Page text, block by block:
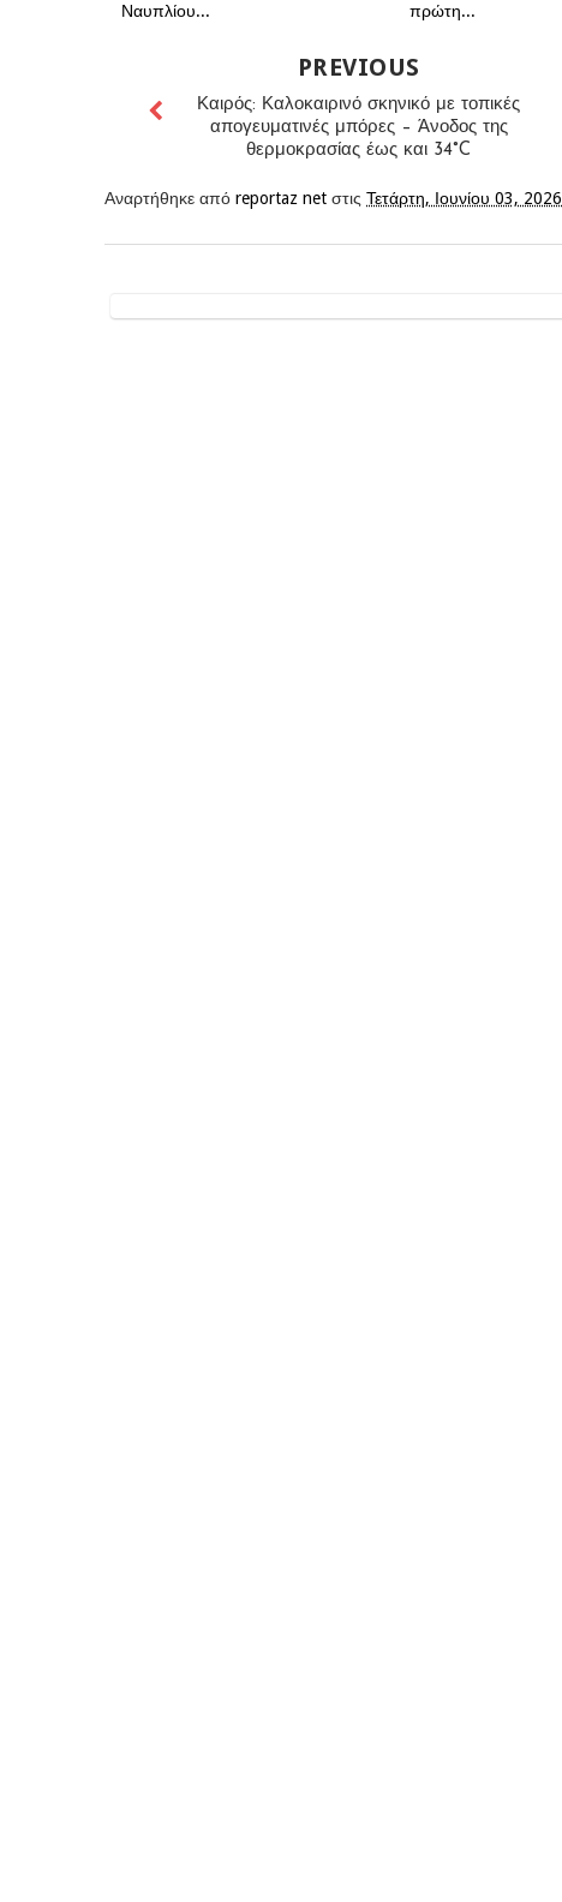
Ναυπλίου...
πρώτη...
PREVIOUS
Καιρός: Καλοκαιρινό σκηνικό με τοπικές
απογευματινές μπόρες – Άνοδος της
θερμοκρασίας έως και 34°C
Αναρτήθηκε από reportaz net στις Τετάρτη, Ιουνίου 03, 2026